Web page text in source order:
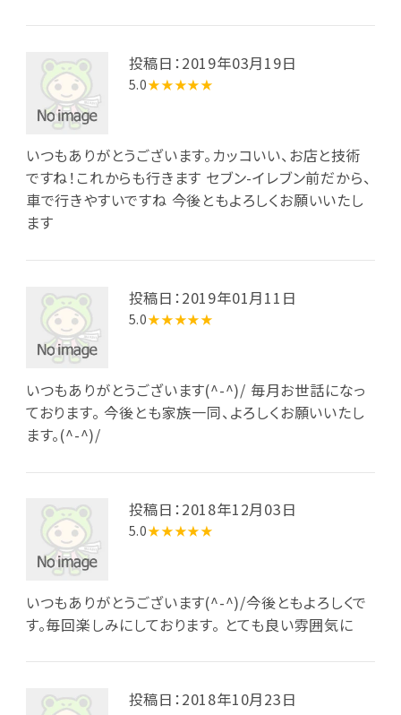
投稿日：2019年03月19日
5.0★★★★★
いつもありがとうございます。カッコいい、お店と技術
ですね！これからも行きます セブン-イレブン前だから、
車で行きやすいですね 今後ともよろしくお願いいたし
ます
投稿日：2019年01月11日
5.0★★★★★
いつもありがとうございます(^-^)/ 毎月お世話になっ
ております。 今後とも家族一同、よろしくお願いいたし
ます。(^-^)/
投稿日：2018年12月03日
5.0★★★★★
いつもありがとうございます(^-^)/今後ともよろしくで
す。毎回楽しみにしております。 とても良い雰囲気に
投稿日：2018年10月23日